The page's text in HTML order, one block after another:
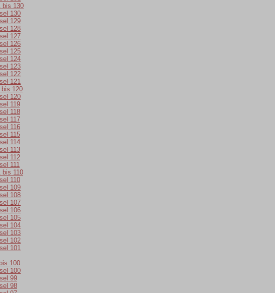
bis 130
130
129
128
127
126
125
124
123
122
121
bis 120
120
119
118
117
116
115
114
113
112
111
bis 110
110
109
108
107
106
105
104
103
102
101
100
100
99
98